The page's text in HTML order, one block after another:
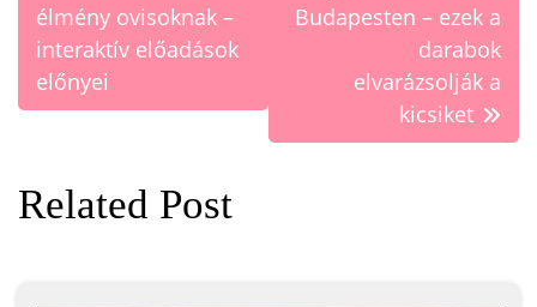
navigáció
élmény ovisoknak –
interaktív előadások
előnyei
Budapesten – ezek a
darabok
elvarázsolják a
kicsiket
Related Post